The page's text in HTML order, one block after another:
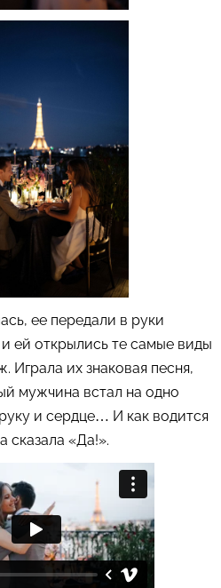
ее передали в руки
ей открылись те самые виды
Играла их знаковая песня,
мужчина встал на одно
и сердце… И как водится
сказала «Да!».